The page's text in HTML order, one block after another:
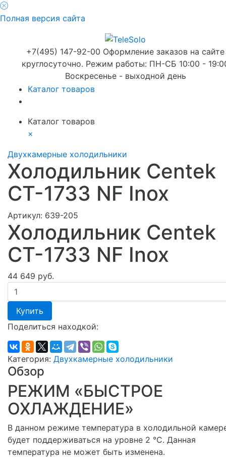
Полная версия сайта
+7(495) 147-92-00 Оформление заказов на сайте
круглосуточно. Режим работы: ПН-СБ 10:00 -
Воскресенье - выходной день
Каталог товаров
Каталог товаров
×
Двухкамерные холодильники
Холодильник Centek
CT-1733 NF Inox
Артикул: 639-205
Холодильник Centek
CT-1733 NF Inox
44 649 руб.
Купить
Поделиться находкой:
Категория: Двухкамерные холодильники
Обзор
РЕЖИМ «БЫСТРОЕ
ОХЛАЖДЕНИЕ»
В данном режиме температура в холодильной
будет поддерживаться на уровне 2 °С. Данная
температура не может быть изменена.